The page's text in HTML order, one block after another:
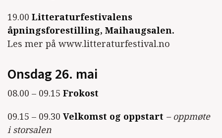
19.00 Litteraturfestivalens
åpningsforestilling, Maihaugsalen.
Les mer på www.litteraturfestival.no
Onsdag 26. mai
08.00 – 09.15 Frokost
09.15 – 09.30 Velkomst og oppstart – oppmøte
i storsalen